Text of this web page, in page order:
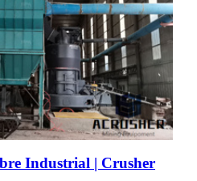
Industrial | Crusher